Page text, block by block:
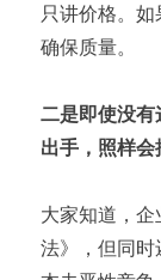
只讲价格。
确保质量。
二是即使没
出手，照样会
大家知道，
法》，但同